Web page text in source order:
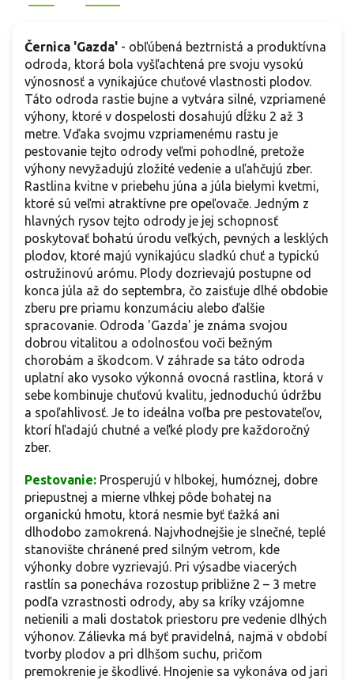
Černica 'Gazda' - obľúbená beztrnistá a produktívna
odroda, ktorá bola vyšľachtená pre svoju vysokú
výnosnosť a vynikajúce chuťové vlastnosti plodov.
Táto odroda rastie bujne a vytvára silné, vzpriamené
výhony, ktoré v dospelosti dosahujú dĺžku 2 až 3
metre. Vďaka svojmu vzpriamenému rastu je
pestovanie tejto odrody veľmi pohodlné, pretože
výhony nevyžadujú zložité vedenie a uľahčujú zber.
Rastlina kvitne v priebehu júna a júla bielymi kvetmi,
ktoré sú veľmi atraktívne pre opeľovače. Jedným z
hlavných rysov tejto odrody je jej schopnosť
poskytovať bohatú úrodu veľkých, pevných a lesklých
plodov, ktoré majú vynikajúcu sladkú chuť a typickú
ostružinovú arómu. Plody dozrievajú postupne od
konca júla až do septembra, čo zaisťuje dlhé obdobie
zberu pre priamu konzumáciu alebo ďalšie
spracovanie. Odroda 'Gazda' je známa svojou
dobrou vitalitou a odolnosťou voči bežným
chorobám a škodcom. V záhrade sa táto odroda
uplatní ako vysoko výkonná ovocná rastlina, ktorá v
sebe kombinuje chuťovú kvalitu, jednoduchú údržbu
a spoľahlivosť. Je to ideálna voľba pre pestovateľov,
ktorí hľadajú chutné a veľké plody pre každoročný
zber.
Pestovanie: Prosperujú v hlbokej, humóznej, dobre
priepustnej a mierne vlhkej pôde bohatej na
organickú hmotu, ktorá nesmie byť ťažká ani
dlhodobo zamokrená. Najvhodnejšie je slnečné, teplé
stanovište chránené pred silným vetrom, kde
výhonky dobre vyzrievajú. Pri výsadbe viacerých
rastlín sa ponecháva rozostup približne 2 – 3 metre
podľa vzrastnosti odrody, aby sa kríky vzájomne
netienili a mali dostatok priestoru pre vedenie dlhých
výhonov. Zálievka má byť pravidelná, najmä v období
tvorby plodov a pri dlhšom suchu, pričom
premokrenie je škodlivé. Hnojenie sa vykonáva od jari